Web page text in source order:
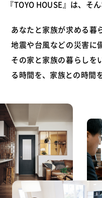
『TOYO HOUSE』は、そ
あなたと家族が求める暮
地震や台風などの災害に
その家と家族の暮らしを
る時間を、家族との時間